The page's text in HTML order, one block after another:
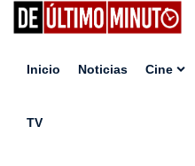
Inicio Noticias Cine
TV